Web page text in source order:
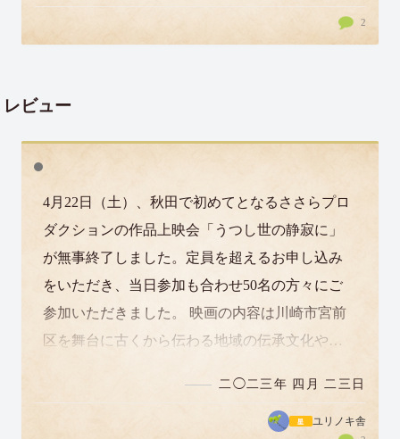
2
レビュー
4月22日（土）、秋田で初めてとなるささらプロ
ダクションの作品上映会「うつし世の静寂に」
が無事終了しました。定員を超えるお申し込み
をいただき、当日参加も合わせ50名の方々にご
参加いただきました。 映画の内容は川崎市宮前
区を舞台に古くから伝わる地域の伝承文化やそ
二◯二三年 四月 二三日
ユリノキ舎